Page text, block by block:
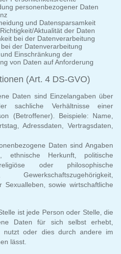
personenbezogener Daten
und Datensparsamkeit
Aktualität der Daten
bei der Datenverarbeitung
der Datenverarbeitung
Einschränkung der
von Daten auf Anforderung
(Art. 4 DS-GVO)
Daten sind Einzelangaben über
sachliche Verhältnisse einer
(Betroffener). Beispiele: Name,
Adressdaten, Vertragsdaten,
Daten sind Angaben
ethnische Herkunft, politische
oder philosophische
Gewerkschaftszugehörigkeit,
Sexualleben, sowie wirtschaftliche
ist jede Person oder Stelle, die
Daten für sich selbst erhebt,
nutzt oder dies durch andere im
lässt.